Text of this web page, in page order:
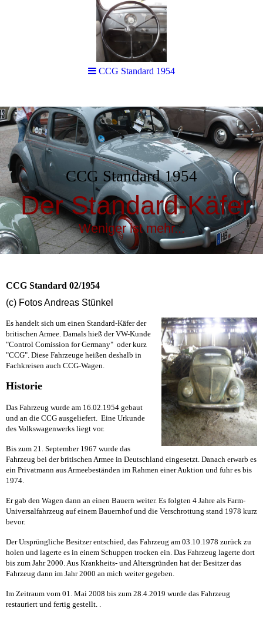
CCG Standard 1954
Der Standard-Käfer
Weniger ist mehr...
CCG Standard 02/1954
(c) Fotos Andreas Stünkel
Es handelt sich um einen Standard-Käfer der
britischen Armee. Damals hieß der VW-Kunde
"Control Comission for Germany" oder kurz
"CCG". Diese Fahrzeuge heißen deshalb in
Fachkreisen auch CCG-Wagen.
Historie
Das Fahrzeug wurde am 16.02.1954 gebaut
und an die CCG ausgeliefert. Eine Urkunde
des Volkswagenwerks liegt vor.
Bis zum 21. September 1967 wurde das
Fahrzeug bei der britischen Armee in Deutschland eingesetzt. Danach erwarb es
ein Privatmann aus Armeebeständen im Rahmen einer Auktion und fuhr es bis
1974.
Er gab den Wagen dann an einen Bauern weiter. Es folgten 4 Jahre als Farm-
Universalfahrzeug auf einem Bauernhof und die Verschrottung stand 1978 kurz
bevor.
Der Ursprüngliche Besitzer entschied, das Fahrzeug am 03.10.1978 zurück zu
holen und lagerte es in einem Schuppen trocken ein. Das Fahrzeug lagerte dort
bis zum Jahr 2000. Aus Krankheits- und Altersgründen hat der Besitzer das
Fahrzeug dann im Jahr 2000 an mich weiter gegeben.
Im Zeitraum vom 01. Mai 2008 bis zum 28.4.2019 wurde das Fahrzeug
restauriert und fertig gestellt. .
CCG Standard 1954